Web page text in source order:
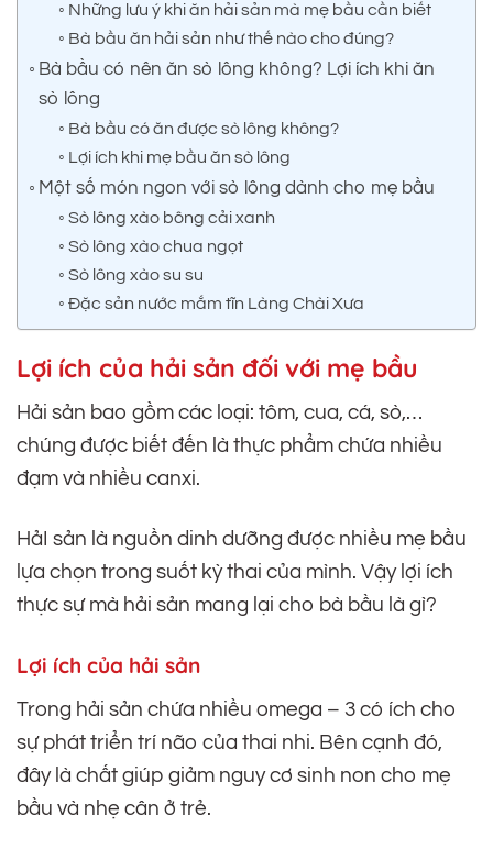
Những lưu ý khi ăn hải sản mà mẹ bầu cần biết
Bà bầu ăn hải sản như thế nào cho đúng?
Bà bầu có nên ăn sò lông không? Lợi ích khi ăn
sò lông
Bà bầu có ăn được sò lông không?
Lợi ích khi mẹ bầu ăn sò lông
Một số món ngon với sò lông dành cho mẹ bầu
Sò lông xào bông cải xanh
Sò lông xào chua ngọt
Sò lông xào su su
Đặc sản nước mắm tĩn Làng Chài Xưa
Lợi ích của hải sản đối với mẹ bầu
Hải sản bao gồm các loại: tôm, cua, cá, sò,…
chúng được biết đến là thực phẩm chứa nhiều
đạm và nhiều canxi.
HảI sản là nguồn dinh dưỡng được nhiều mẹ bầu
lựa chọn trong suốt kỳ thai của mình. Vậy lợi ích
thực sự mà hải sản mang lại cho bà bầu là gì?
Lợi ích của hải sản
Trong hải sản chứa nhiều omega – 3 có ích cho
sự phát triển trí não của thai nhi. Bên cạnh đó,
đây là chất giúp giảm nguy cơ sinh non cho mẹ
bầu và nhẹ cân ở trẻ.